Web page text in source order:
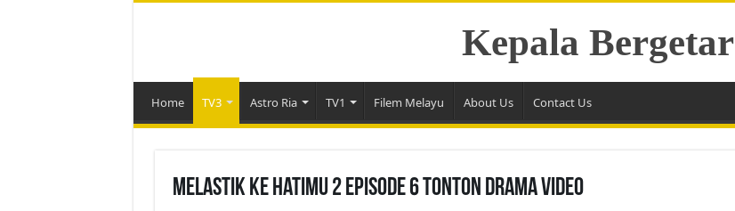
Kepala Bergetar
Home TV3 Astro Ria TV1 Filem Melayu About Us Contact Us
Melastik Ke Hatimu 2 Episode 6 Tonton Drama Video